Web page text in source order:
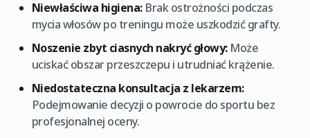
Niewłaściwa higiena:Brak ostrożności podczas
mycia włosów po treningu może uszkodzić grafty.
Noszenie zbyt ciasnych nakryć głowy:Może
uciskać obszar przeszczepu i utrudniać krążenie.
Niedostateczna konsultacja z lekarzem:
Podejmowanie decyzji o powrocie do sportu bez
profesjonalnej oceny.